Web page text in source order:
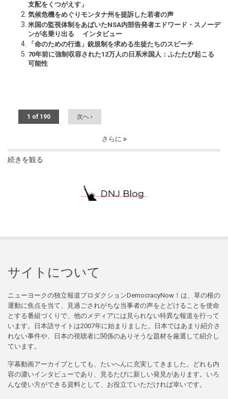
支配をくつがえす」
気候危機をめぐりモンタナ州を提訴した若者の声
米国の監視体制をあばいたNSA内部告発者エドワード・スノーデ
ンが名乗り出る インタビュー
「命のための行進」銃規制を求める生徒たちのスピーチ
70年前に強制収容された12万人の日系米国人：ふたたび起こる
可能性
1 of 190 次へ ›
さらに
続きを観る
サイトについて
ニューヨークの独立報道プロダクションDemocracyNow！は、草の根の
運動に焦点を当て、見過ごされがちな当事者の声をとどけることを使命
とする番組づくりで、他のメディアには見られない特異な報道を行って
います。日本語サイトは2007年に始まりました。日本ではあまり紹介さ
れない事件や、日本の視聴者に関係のありそうな題材を厳選して紹介し
ています。
字幕動画アーカイブとしても、たいへんに充実してきました。どれも内
容の濃いインタビューであり、見るたびに新しい発見があります。いろ
んな使い方ができる資料として、お役立ていただければ幸いです。